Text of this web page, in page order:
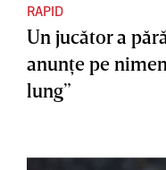
RAPID
Un jucător a
anunţe pe
lung”